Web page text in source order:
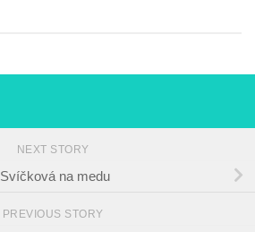
NEXT STORY
Svíčková na medu
PREVIOUS STORY